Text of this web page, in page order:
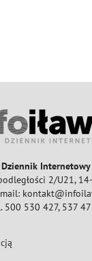
Dziennik
2/U21,
500 530 427, 537